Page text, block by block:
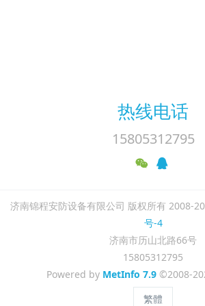
热线电话
15805312795
济南锦程安防设备有限公司 版权所有 2008-
号-4
济南市历山北路66号
15805312795
Powered by MetInfo 7.9©2008-
繁體